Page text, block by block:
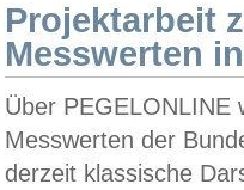
Projektarbeit
Messwerten
Über PEGELONLINE
Messwerten der
derzeit klassische